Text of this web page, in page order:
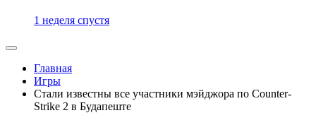
1 неделя спустя
Главная
Игры
Стали известны все участники мэйджора по Counter-
Strike 2 в Будапеште